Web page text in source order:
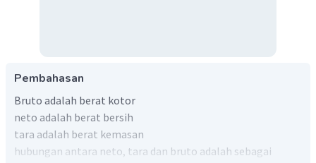
Pembahasan
Bruto adalah berat kotor
neto adalah berat bersih
tara adalah berat kemasan
hubungan antara neto, tara dan bruto adalah sebagai